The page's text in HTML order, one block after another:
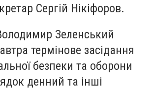
Сергій Нікіфоров.
Зеленський
термінове засідання
безпеки та оборони
денний та інші